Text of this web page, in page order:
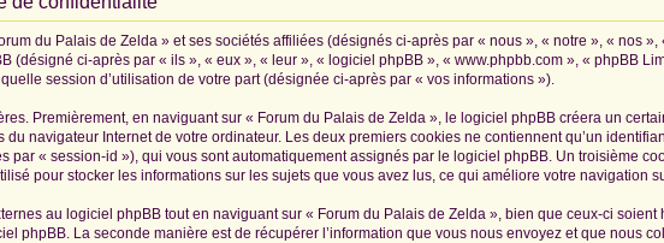
du Palais de Zelda » et ses sociétés affiliées (désignés ci-après par « nous », « notre », « nos
(désigné ci-après par « ils », « eux », « leur », « logiciel phpBB », « www.phpbb.com », « phpBB
session d’utilisation de votre part (désignée ci-après par « vos informations »).
Premièrement, en naviguant sur « Forum du Palais de Zelda », le logiciel phpBB créera un
navigateur Internet de votre ordinateur. Les deux premiers cookies ne contiennent qu’un
par « session-id »), qui vous sont automatiquement assignés par le logiciel phpBB. Un troisième
pour stocker les informations sur les sujets que vous avez lus, ce qui améliore votre navigation
au logiciel phpBB tout en naviguant sur « Forum du Palais de Zelda », bien que ceux-ci
phpBB. La seconde manière est de récupérer l’information que vous nous envoyez et que nous